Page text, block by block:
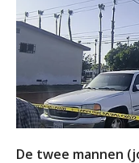
De twee mannen